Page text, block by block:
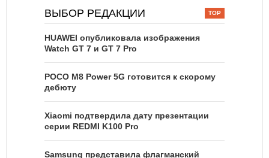
ВЫБОР РЕДАКЦИИ
HUAWEI опубликовала изображения
Watch GT 7 и GT 7 Pro
POCO M8 Power 5G готовится к скорому
дебюту
Xiaomi подтвердила дату презентации
серии REDMI K100 Pro
Samsung представила флагманский